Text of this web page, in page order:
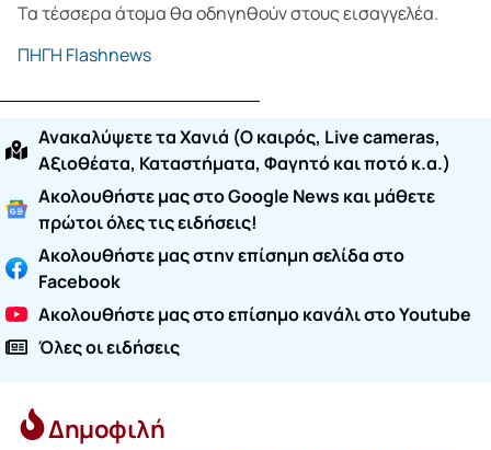
Τα τέσσερα άτομα θα οδηγηθούν στους εισαγγελέα.
ΠΗΓΗ Flashnews
Ανακαλύψετε τα Χανιά (O καιρός, Live cameras,
Αξιοθέατα, Καταστήματα, Φαγητό και ποτό κ.α.)
Ακολουθήστε μας στο Google News και μάθετε
πρώτοι όλες τις ειδήσεις!
Ακολουθήστε μας στην επίσημη σελίδα στο
Facebook
Ακολουθήστε μας στο επίσημο κανάλι στο Youtube
Όλες οι ειδήσεις
Δημοφιλή